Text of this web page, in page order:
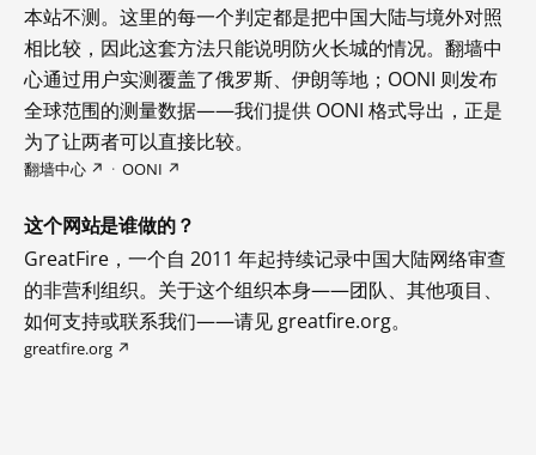
本站不测。这里的每一个判定都是把中国大陆与境外对照
相比较，因此这套方法只能说明防火长城的情况。翻墙中
心通过用户实测覆盖了俄罗斯、伊朗等地；OONI 则发布
全球范围的测量数据——我们提供 OONI 格式导出，正是
为了让两者可以直接比较。
翻墙中心 ↗ · OONI ↗
这个网站是谁做的？
GreatFire，一个自 2011 年起持续记录中国大陆网络审查
的非营利组织。关于这个组织本身——团队、其他项目、
如何支持或联系我们——请见 greatfire.org。
greatfire.org ↗